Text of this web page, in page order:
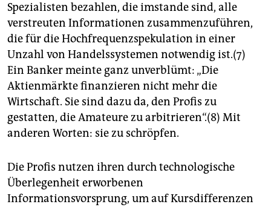
Spezialisten bezahlen, die imstande sind, alle
verstreuten Informationen zusammenzuführen,
die für die Hochfrequenzspekulation in einer
Unzahl von Handelssystemen notwendig ist.(7)
Ein Banker meinte ganz unverblümt: „Die
Aktienmärkte finanzieren nicht mehr die
Wirtschaft. Sie sind dazu da, den Profis zu
gestatten, die Amateure zu arbitrieren“.(8) Mit
anderen Worten: sie zu schröpfen.
Die Profis nutzen ihren durch technologische
Überlegenheit erworbenen
Informationsvorsprung, um auf Kursdifferenzen